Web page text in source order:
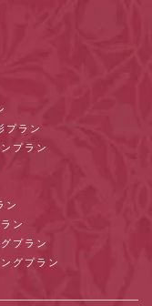
プラン
プラン
ン
ン
プラン
グプラン